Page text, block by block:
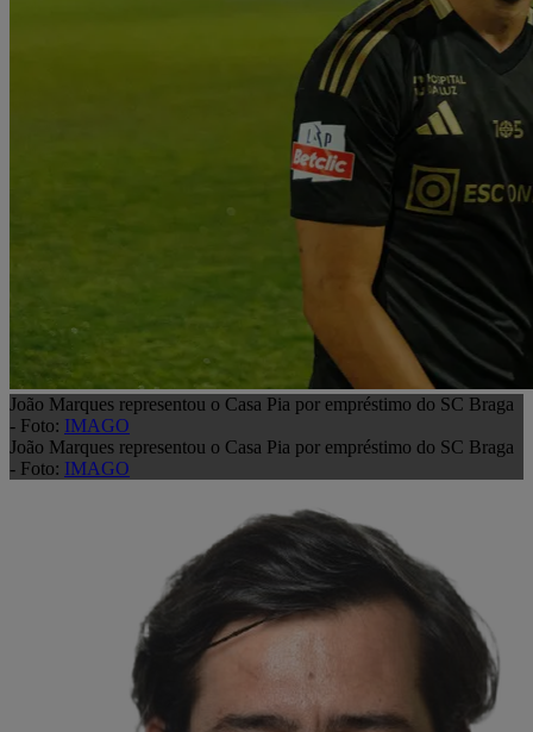
João Marques representou o Casa Pia por empréstimo do SC Braga
- Foto: IMAGO
João Marques representou o Casa Pia por empréstimo do SC Braga
- Foto: IMAGO